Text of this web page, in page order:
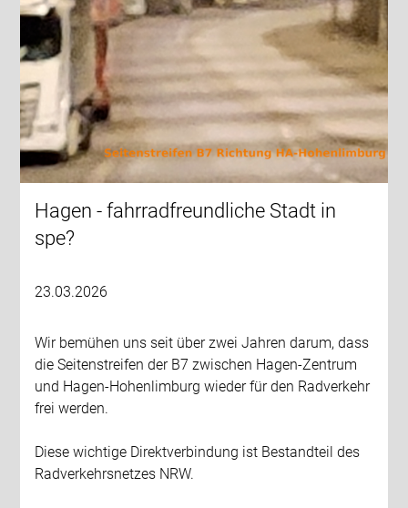
Hagen - fahrradfreundliche Stadt in
spe?
23.03.2026
Wir bemühen uns seit über zwei Jahren darum, dass
die Seitenstreifen der B7 zwischen Hagen-Zentrum
und Hagen-Hohenlimburg wieder für den Radverkehr
frei werden.
Diese wichtige Direktverbindung ist Bestandteil des
Radverkehrsnetzes NRW.